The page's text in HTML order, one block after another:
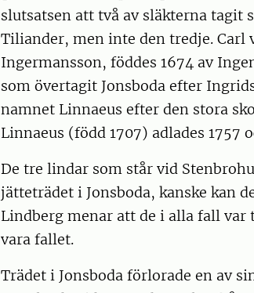
slutsatsen att två av släkterna tagit
Tiliander, men inte den tredje. Carl
Ingermansson, föddes 1674 av
som övertagit Jonsboda efter
namnet Linnaeus efter den stora
Linnaeus (född 1707) adlades 1757
De tre lindar som står vid
jätteträdet i Jonsboda, kanske kan
Lindberg menar att de i alla fall
vara fallet.
Trädet i Jonsboda förlorade en av